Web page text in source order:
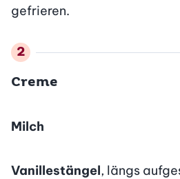
gefrieren.
Creme
Milch
Vanillestängel, längs